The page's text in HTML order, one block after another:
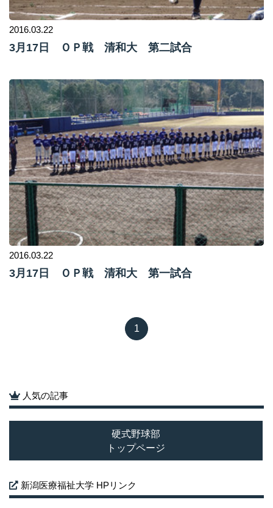
2016.03.22
3月17日 ＯＰ戦 清和大 第二試合
2016.03.22
3月17日 ＯＰ戦 清和大 第一試合
1
人気の記事
硬式野球部
トップページ
新潟医療福祉大学 HPリンク